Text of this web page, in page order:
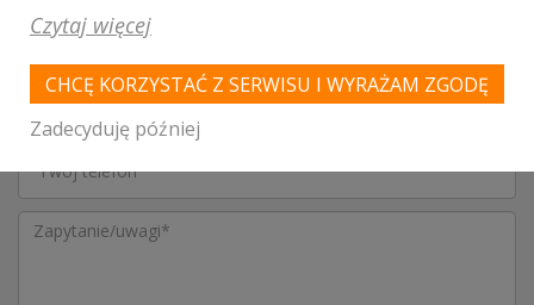
Czytaj więcej
CHCĘ KORZYSTAĆ Z SERWISU I WYRAŻAM ZGODĘ
Zadecyduję później